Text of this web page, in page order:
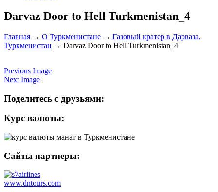
Darvaz Door to Hell Turkmenistan_4
Главная → О Туркменистане → Газовый кратер в Дарваза,
Туркменистан → Darvaz Door to Hell Turkmenistan_4
Previous Image
Next Image
Поделитесь с друзьями:
Курс валюты:
Сайты партнеры:
www.dntours.com